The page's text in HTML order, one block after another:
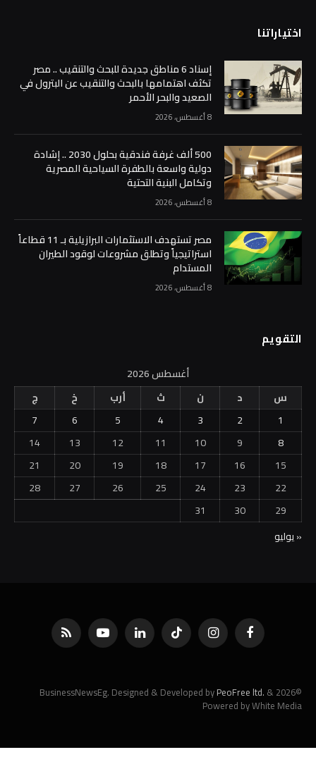
اختياراتنا
إسناد 6 مناطق جديدة للبحث والتنقيب .. مصر
تكثف اهتمامها بالبحث والتنقيب عن البترول في
الصعيد والبحر الأحمر
8 أغسطس، 2026
500 ألف غرفة فندقية بحلول 2030 .. إشادة
دولية واسعة بالطفرة السياحية المصرية
وتكامل البنية التحتية
8 أغسطس، 2026
مصر تستهدف الاستثمارات البرازيلية بـ 11 قطاعاً
استراتيجياً وتطلق مشروعات لوقود الطيران
المستدام
8 أغسطس، 2026
التقويم
أغسطس 2026
س
د ن ث أرب خ
ج
1
2
3
4
5
6
7
8
9
10
11
12
13
14
15
16
17
18
19
20
21
22
23
24
25
26
27
28
29
30
31
« يوليو
فيسبوك الانستغرامتيكتوك لينكدإن يوتيوب RSS
©2026 BusinessNewsEg. Designed & Developed by
PeoFree ltd. &
Powered by White Media